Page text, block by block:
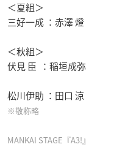
＜夏組＞
三好一成 ：赤澤 燈
＜秋組＞
伏見 臣 ：稲垣成弥
松川伊助 ：田口 涼
※敬称略
MANKAI STAGE『A3!』